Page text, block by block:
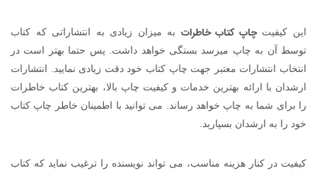
این کیفیتچاپ کتاب خاطرات به میزان زیادی به انتشاراتی که کتاب
توسط آن به چاپ میرسد بستگی خواهد داشت. پس حتما بهتر است در
انتخاب انتشارات معتبر جهت چاپ کتاب خود دقت زیادی نمایید. انتشارات
ارشدان با ارائه بهترین خدمات و کیفیت چاپ بالا، بهترین کتاب خاطرات
را برای شما به چاپ خواهد رساند. می توانید با اطمینان خاطر چاپ کتاب
خود را به ارشدان بسپارید.
کیفیت در کنار هزینه مناسب، می تواند نویسنده را ترغیب نماید که کتاب